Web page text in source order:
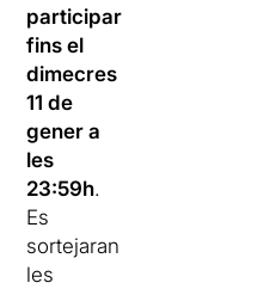
participar
fins el
dimecres
11 de
gener a
les
23:59h.
Es
sortejaran
les